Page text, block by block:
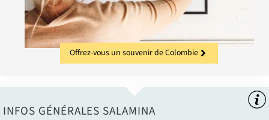
Offrez-vous un souvenir de Colombie
INFOS GÉNÉRALES SALAMINA